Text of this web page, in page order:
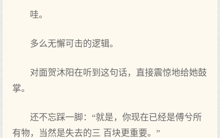
哇。
多么无懈可击的逻辑。
对面贺沐阳在听到这句话，直接震惊地给她鼓
掌。
还不忘踩一脚：“就是，你现在已经是傅兮所
有物，当然是失去的三 百块更重要。”